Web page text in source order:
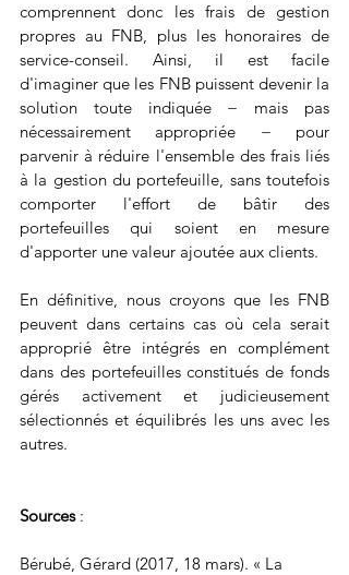
comprennent donc les frais de gestion
propres au FNB, plus les honoraires de
service-conseil. Ainsi, il est facile
d'imaginer que les FNB puissent devenir la
solution toute indiquée − mais pas
nécessairement appropriée − pour
parvenir à réduire l'ensemble des frais liés
à la gestion du portefeuille, sans toutefois
comporter l'effort de bâtir des
portefeuilles qui soient en mesure
d'apporter une valeur ajoutée aux clients.
En définitive, nous croyons que les FNB
peuvent dans certains cas où cela serait
approprié être intégrés en complément
dans des portefeuilles constitués de fonds
gérés activement et judicieusement
sélectionnés et équilibrés les uns avec les
autres.
Sources :
Bérubé, Gérard (2017, 18 mars). « La